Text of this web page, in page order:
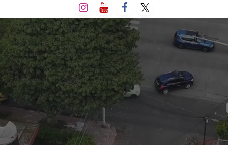
al
contenido